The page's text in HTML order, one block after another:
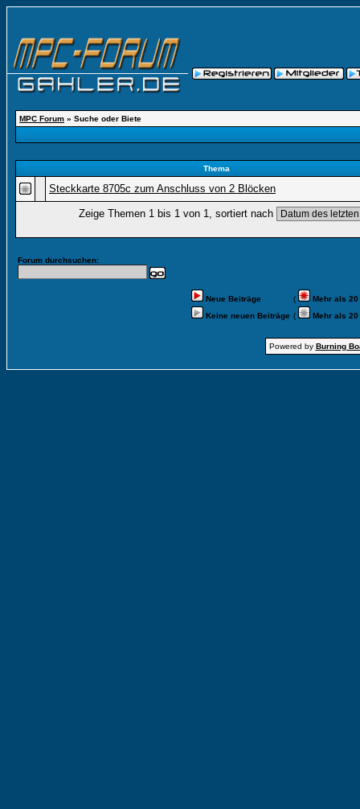
MPC Forum » Suche oder Biete
Thema
Steckkarte 8705c zum Anschluss von 2 Blöcken
Zeige Themen 1 bis 1 von 1, sortiert nach
Forum durchsuchen:
Neue Beiträge (
Mehr als
Keine neuen Beiträge ( Mehr als
Powered by Burning